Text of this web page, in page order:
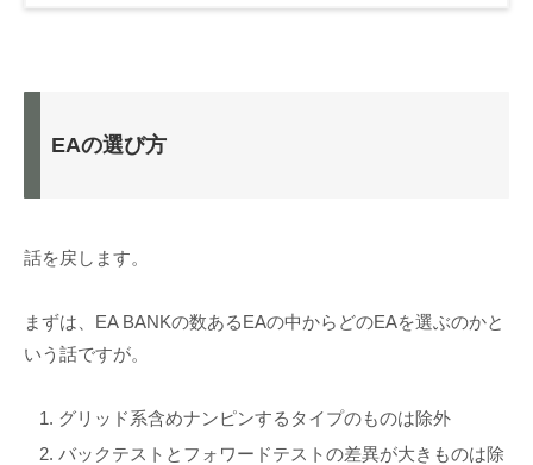
EAの選び方
話を戻します。
まずは、EA BANKの数あるEAの中からどのEAを選ぶのかと
いう話ですが。
グリッド系含めナンピンするタイプのものは除外
バックテストとフォワードテストの差異が大きものは除